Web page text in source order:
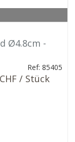
Ø4.8cm -
Ref: 85405
/ Stück